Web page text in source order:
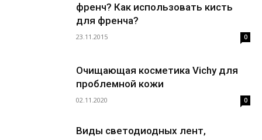
френч? Как использовать кисть
для френча?
23.11.2015 0
Очищающая косметика Vichy для
проблемной кожи
02.11.2020 0
Виды светодиодных лент,